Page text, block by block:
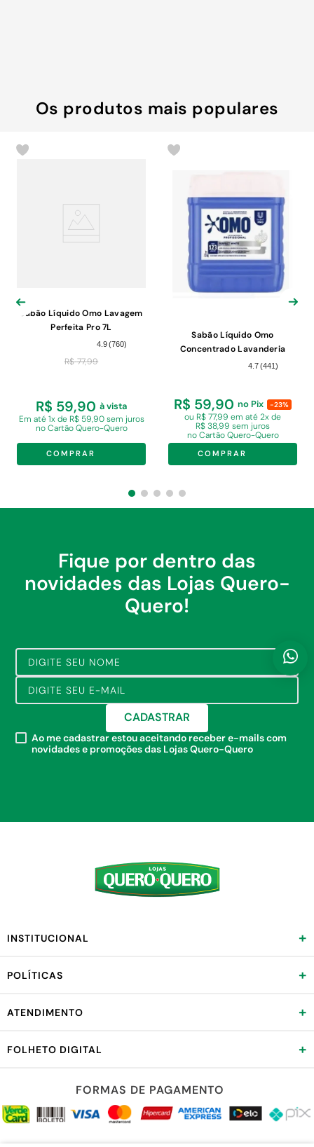
Os produtos mais populares
Sabão Líquido Omo Lavagem
Perfeita Pro 7L
4.9 (760)
R$ 77,99
R$ 59,90 à vista
Em até 1x de R$ 59,90 sem juros
no Cartão Quero-Quero
COMPRAR
Sabão Líquido Omo
Concentrado Lavanderia
Profissional Perfect White Pro
4.7 (441)
R$ 59,90 no Pix -23%
ou R$ 77,99 em até 2x de
R$ 38,99 sem juros
no Cartão Quero-Quero
COMPRAR
Fique por dentro das
novidades das Lojas Quero-
Quero!
CADASTRAR
Ao me cadastrar estou aceitando receber e-mails com
novidades e promoções das Lojas Quero-Quero
INSTITUCIONAL +
POLÍTICAS +
ATENDIMENTO +
FOLHETO DIGITAL +
FORMAS DE PAGAMENTO